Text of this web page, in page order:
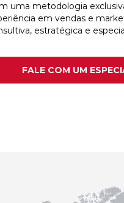
uma metodologia
em vendas e
estratégica e
FALE COM UM